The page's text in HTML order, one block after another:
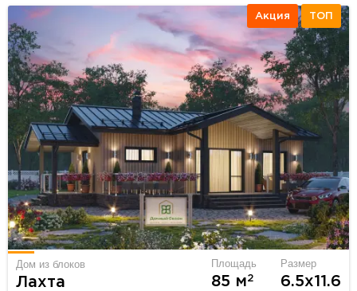
Акция ТОП
Дом из блоков
Лахта
Площадь
85 м2
Размер
6.5х11.6